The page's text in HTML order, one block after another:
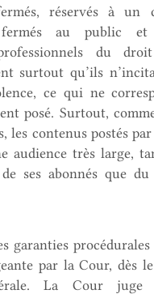
réservés à un
fermés au public et
du
surtout qu’ils
ce qui ne
posé. Surtout,
les contenus postés
audience très large,
ses abonnés que
garanties procédurales
par la Cour, dès
La Cour juge